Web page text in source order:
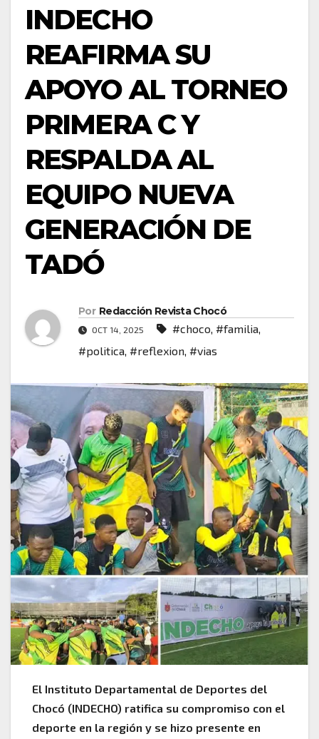
INDECHO
REAFIRMA SU
APOYO AL TORNEO
PRIMERA C Y
RESPALDA AL
EQUIPO NUEVA
GENERACIÓN DE
TADÓ
Por Redacción Revista Chocó
OCT 14, 2025 #choco, #familia,
#politica, #reflexion, #vias
El Instituto Departamental de Deportes del
Chocó (INDECHO) ratifica su compromiso con el
deporte en la región y se hizo presente en